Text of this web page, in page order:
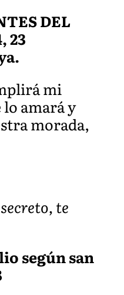
DEL
23
mi
amará y
morada,
te
según san